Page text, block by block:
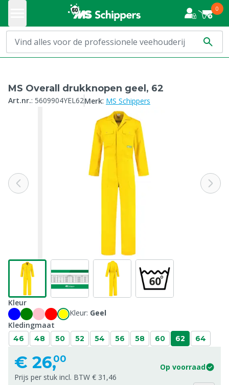
0
MS Overall drukknopen geel, 62
Art.nr.: 5609904YEL62Merk: MS Schippers
Kleur
Kleur: Geel
Kledingmaat
46 48 50 52 54 56 58 60 62 64
€ 26,00
Op voorraad
Prijs per stuk incl. BTW € 31,46